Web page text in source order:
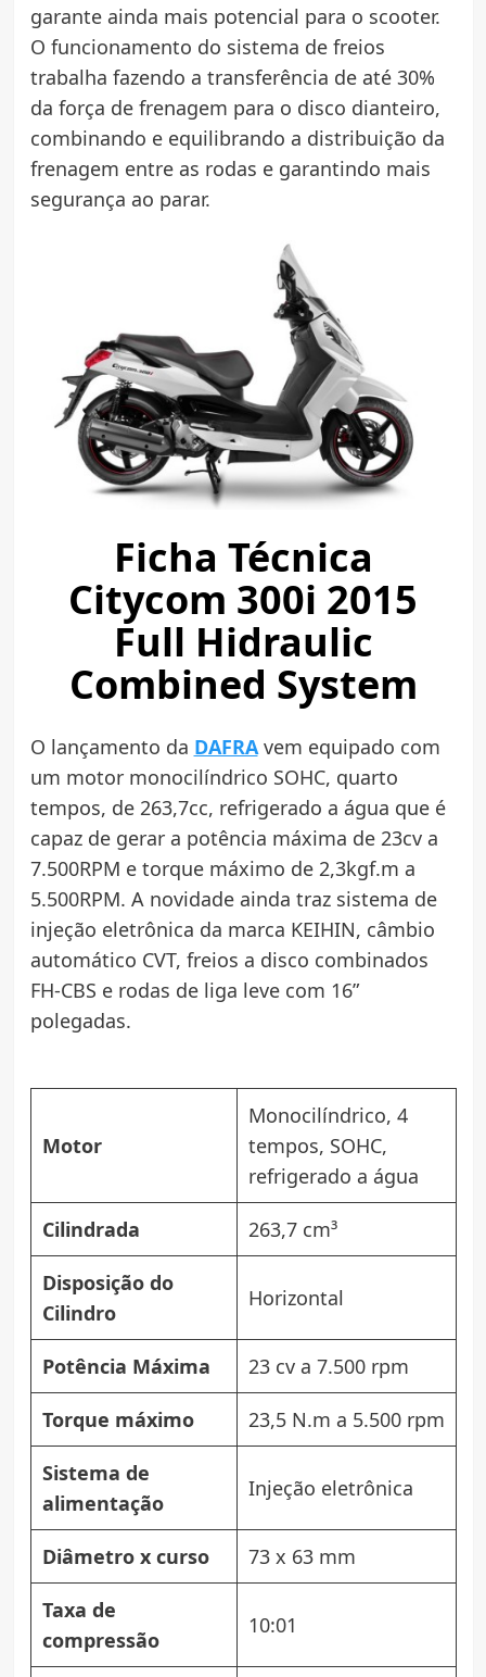
garante ainda mais potencial para o scooter.
O funcionamento do sistema de freios
trabalha fazendo a transferência de até 30%
da força de frenagem para o disco dianteiro,
combinando e equilibrando a distribuição da
frenagem entre as rodas e garantindo mais
segurança ao parar.
Ficha Técnica
Citycom 300i 2015
Full Hidraulic
Combined System
O lançamento da DAFRAvem equipado com
um motor monocilíndrico SOHC, quarto
tempos, de 263,7cc, refrigerado a água que é
capaz de gerar a potência máxima de 23cv a
7.500RPM e torque máximo de 2,3kgf.m a
5.500RPM. A novidade ainda traz sistema de
injeção eletrônica da marca KEIHIN, câmbio
automático CVT, freios a disco combinados
FH-CBS e rodas de liga leve com 16”
polegadas.
Motor
Monocilíndrico, 4
tempos, SOHC,
refrigerado a água
Cilindrada 263,7 cm³
Disposição do
Cilindro
Horizontal
Potência Máxima 23 cv a 7.500 rpm
Torque máximo 23,5 N.m a 5.500 rpm
Sistema de
alimentação
Injeção eletrônica
Diâmetro x curso 73 x 63 mm
Taxa de
compressão
10:01